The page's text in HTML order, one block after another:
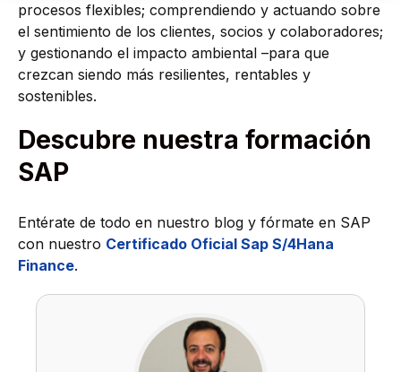
procesos flexibles; comprendiendo y actuando sobre
el sentimiento de los clientes, socios y colaboradores;
y gestionando el impacto ambiental –para que
crezcan siendo más resilientes, rentables y
sostenibles.
Descubre nuestra formación
SAP
Entérate de todo en nuestro blog y fórmate en SAP
con nuestro Certificado Oficial Sap S/4Hana
Finance.